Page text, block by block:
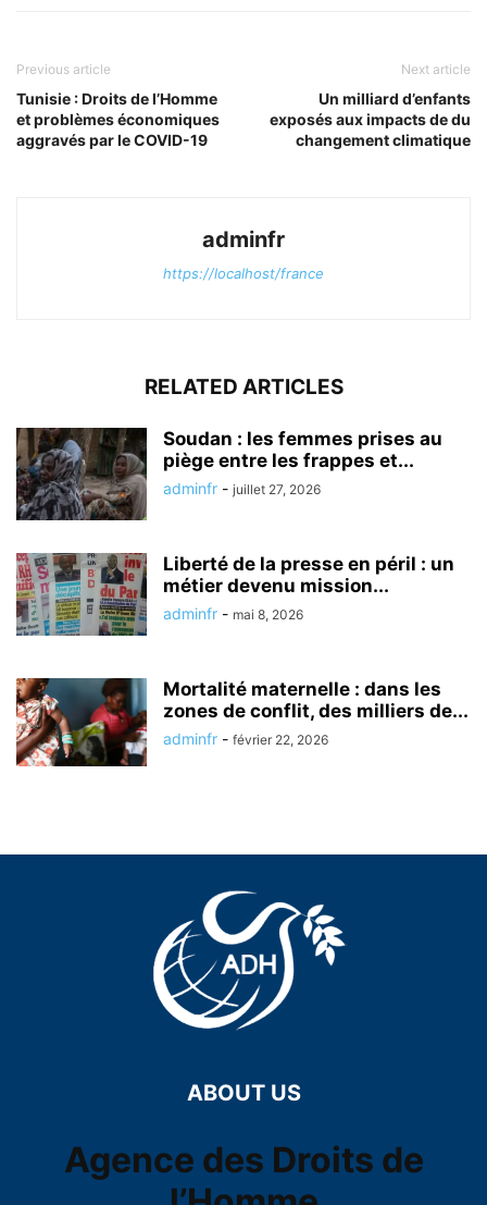
Previous article
Tunisie : Droits de l’Homme
et problèmes économiques
aggravés par le COVID-19
Next article
Un milliard d’enfants
exposés aux impacts de du
changement climatique
adminfr
https://localhost/france
RELATED ARTICLES
Soudan : les femmes prises au
piège entre les frappes et...
adminfr - juillet 27, 2026
Liberté de la presse en péril : un
métier devenu mission...
adminfr - mai 8, 2026
Mortalité maternelle : dans les
zones de conflit, des milliers de...
adminfr - février 22, 2026
ABOUT US
Agence des Droits de